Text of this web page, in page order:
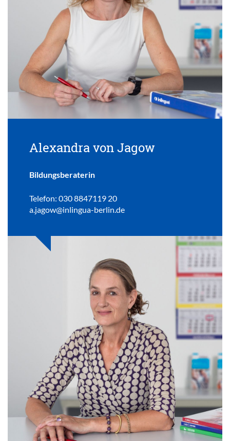
Alexandra von Jagow
Bildungsberaterin
Telefon: 030 8847119 20
a.jagow@inlingua-berlin.de